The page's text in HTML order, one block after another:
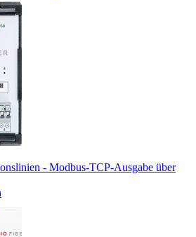
- Modbus-TCP-Ausgabe über